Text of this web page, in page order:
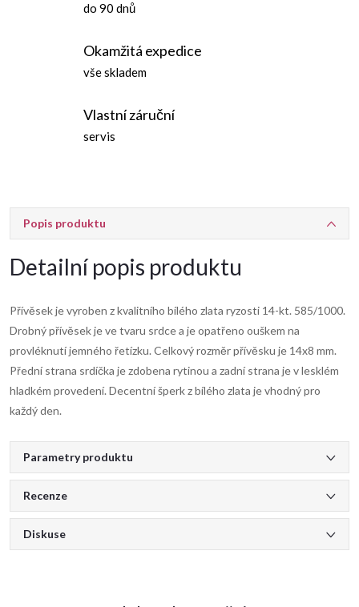
do 90 dnů
Okamžitá expedice
vše skladem
Vlastní záruční
servis
Popis produktu
Detailní popis produktu
Přívěsek je vyroben z kvalitního bílého zlata ryzosti 14-kt. 585/1000.
Drobný přívěsek je ve tvaru srdce a je opatřeno ouškem na
provléknutí jemného řetízku. Celkový rozměr přívěsku je 14x8 mm.
Přední strana srdíčka je zdobena rytinou a zadní strana je v lesklém
hladkém provedení. Decentní šperk z bílého zlata je vhodný pro
každý den.
Parametry produktu
Recenze
Diskuse